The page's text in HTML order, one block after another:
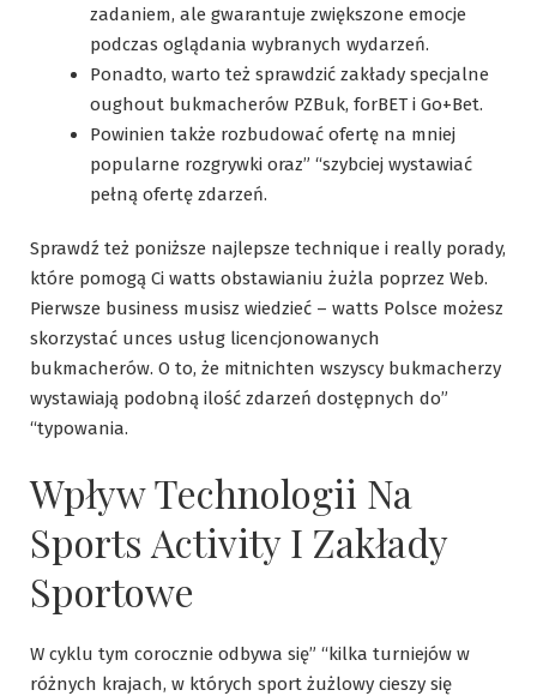
zadaniem, ale gwarantuje zwiększone emocje
podczas oglądania wybranych wydarzeń.
Ponadto, warto też sprawdzić zakłady specjalne
oughout bukmacherów PZBuk, forBET i Go+Bet.
Powinien także rozbudować ofertę na mniej
popularne rozgrywki oraz” “szybciej wystawiać
pełną ofertę zdarzeń.
Sprawdź też poniższe najlepsze technique i really porady,
które pomogą Ci watts obstawianiu żużla poprzez Web.
Pierwsze business musisz wiedzieć – watts Polsce możesz
skorzystać unces usług licencjonowanych
bukmacherów. O to, że mitnichten wszyscy bukmacherzy
wystawiają podobną ilość zdarzeń dostępnych do”
“typowania.
Wpływ Technologii Na
Sports Activity I Zakłady
Sportowe
W cyklu tym corocznie odbywa się” “kilka turniejów w
różnych krajach, w których sport żużlowy cieszy się